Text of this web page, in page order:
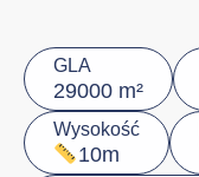
GLA
29000 m²
Wysokość
10m